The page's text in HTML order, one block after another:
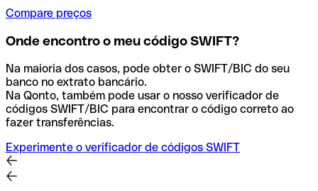
Compare preços
Onde encontro o meu código SWIFT?
Na maioria dos casos, pode obter o SWIFT/BIC do seu
banco no extrato bancário.
Na Qonto, também pode usar o nosso verificador de
códigos SWIFT/BIC para encontrar o código correto ao
fazer transferências.
Experimente o verificador de códigos SWIFT